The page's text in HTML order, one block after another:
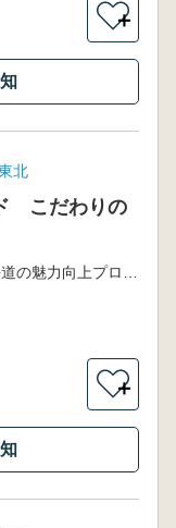
＋
北
こだわりの
＋